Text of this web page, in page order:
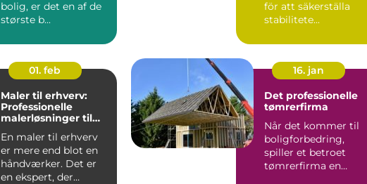
bolig, er det en af de
største b...
för att säkerställa
stabilitete...
01. feb
Maler til erhverv:
Professionelle
malerløsninger til
En maler til erhverv
er mere end blot en
håndværker. Det er
en ekspert, der
16. jan
Det professionelle
tømrerfirma
Når det kommer til
boligforbedring,
spiller et betroet
tømrerfirma en